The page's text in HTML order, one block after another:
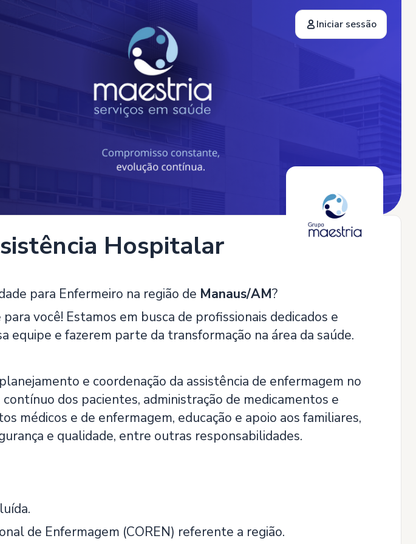
Iniciar sessão
Hospitalar
para Enfermeiro na região de Manaus/AM?
você! Estamos em busca de profissionais dedicados e
equipe e fazerem parte da transformação na área da saúde.
e coordenação da assistência de enfermagem no
dos pacientes, administração de medicamentos e
médicos e de enfermagem, educação e apoio aos familiares,
e qualidade, entre outras responsabilidades.
de Enfermagem (COREN) referente a região.